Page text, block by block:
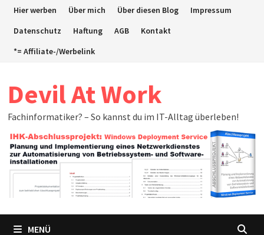
ZumHier werben Über mich Über diesen Blog
Impressum
Datenschutz
Haftung AGB
Kontakt
*= Affiliate-/Werbelink
Devil At Work
Fachinformatiker? – So kannst du im IT-Alltag überleben!
MENÜ